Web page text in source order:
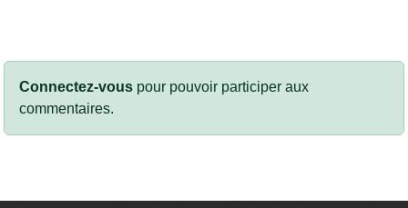
Connectez-vous pour pouvoir participer aux
commentaires.